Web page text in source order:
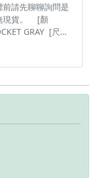
刷，加強夜間安全
納普司
色差會略有不同，
物為主。 ---------
請先聊聊詢問是
現貨。 [顏
GRAY [尺
」 適合所
緣有大型保護裝
帶；戴手套時也